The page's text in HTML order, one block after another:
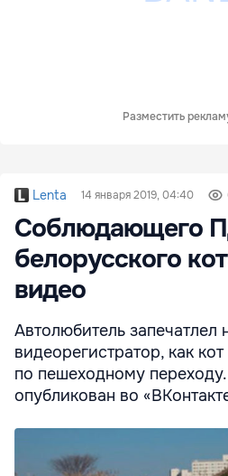
Разместить
Lenta 14 января 2019, 04:40
Соблюдающего
белорусского
видео
Автолюбитель запечатлел
видеорегистратор, как
по пешеходному
опубликован во